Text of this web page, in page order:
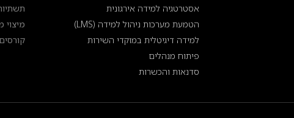
אסטרטגיה למידה אירגונית
הטמעת מערכות ניהול למידה (LMS)
למידה דיגיטלית במוקדי השירות
פיתוח מנהלים
סדנאות והכשרות